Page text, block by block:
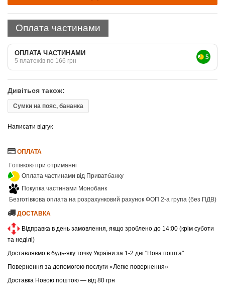
Оплата частинами
ОПЛАТА ЧАСТИНАМИ
5 платежів по 166 грн
Дивіться також:
Сумки на пояс, бананка
Написати відгук
ОПЛАТА
Готівкою при отриманні
Оплата частинами від Приватбанку
Покупка частинами Монобанк
Безготівкова оплата на розрахунковий рахунок ФОП 2-а група (без ПДВ)
ДОСТАВКА
Відправка в день замовлення, якщо зроблено до 14:00 (крім суботи
та неділі)
Доставляємо в будь-яку точку України за 1-2 дні "Нова пошта"
Повернення за допомогою послуги «Легке повернення»
Доставка Новою поштою — від 80 грн